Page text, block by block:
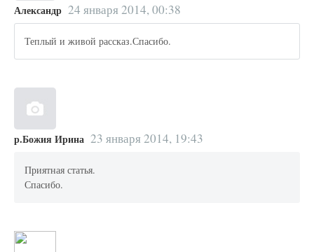
Александр 24 января 2014, 00:38
Теплый и живой рассказ.Спасибо.
р.Божия Ирина 23 января 2014, 19:43
Приятная статья.
Спасибо.